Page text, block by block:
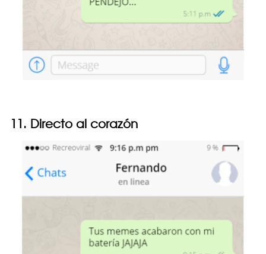
11. Directo al corazón